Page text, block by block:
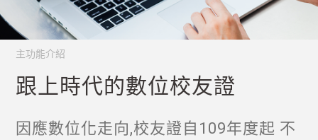
主功能介紹
跟上時代的數位校友證
因應數位化走向,校友證自109年度起 不